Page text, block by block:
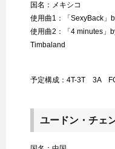
国名：メキシコ
使用曲1：「SexyBack」
使用曲2：「4 minutes」
Timbaland
予定構成：4T-3T 3A
ユードン・チェ